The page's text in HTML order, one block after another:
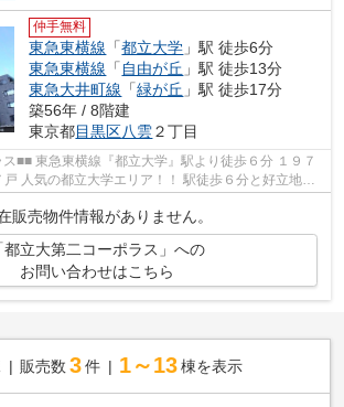
仲手無料
東急東横線 「都立大学 」駅 徒歩6分
東急東横線 「 自由が丘 」駅 徒歩13分
東急大井町線 「緑が丘 」駅 徒歩17分
築56年 / 8階建
東京都目黒区八雲２丁目
６分 １９７
都心へのアクセス良好です♪ 自...
販売物件情報がありません。
都立大第二コーポラス」への
お問い合わせはこちら
販売数 3 件 1～13 棟を表示